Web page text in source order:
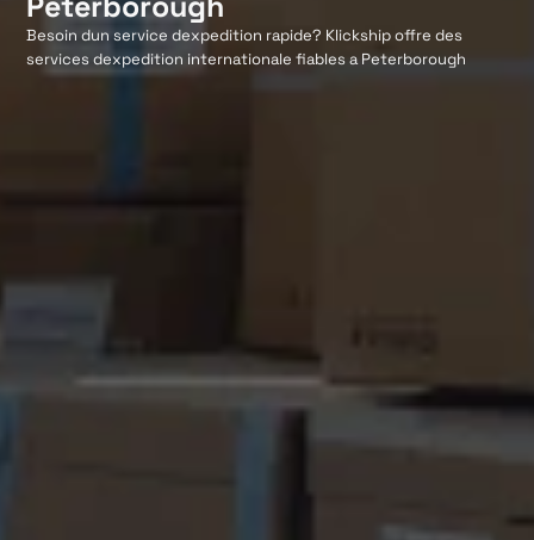
Besoin dun service dexpedition rapide? Klickship offre des
services dexpedition internationale fiables a Peterborough